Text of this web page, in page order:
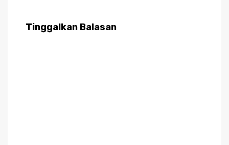
Tinggalkan Balasan